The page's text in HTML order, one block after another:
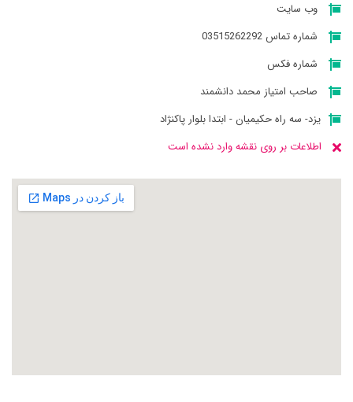
وب سایت
شماره تماس 03515262292
شماره فکس
صاحب امتیاز محمد دانشمند
یزد- سه راه حکیمیان - ابتدا بلوار پاکنژاد
اطلاعات بر روی نقشه وارد نشده است